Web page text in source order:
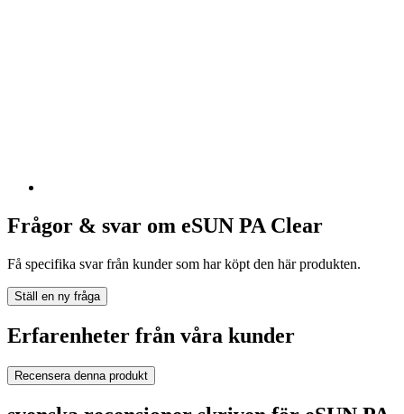
Frågor & svar om eSUN PA Clear
Få specifika svar från kunder som har köpt den här produkten.
Ställ en ny fråga
Erfarenheter från våra kunder
Recensera denna produkt